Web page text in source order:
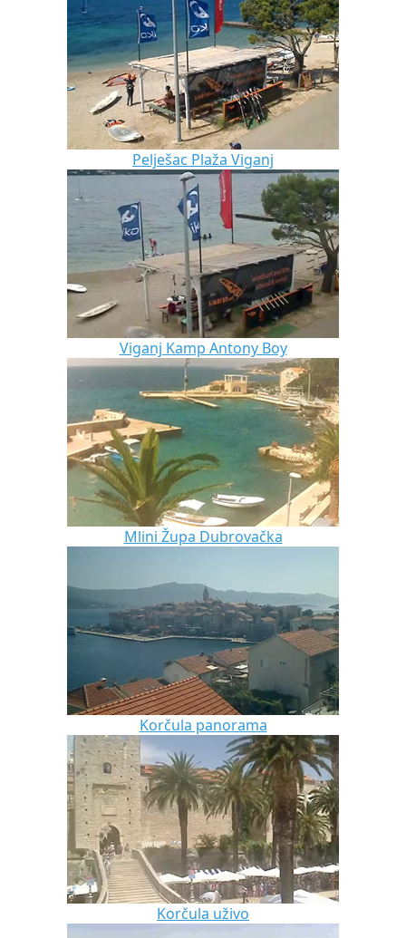
Pelješac Plaža Viganj
Viganj Kamp Antony Boy
Mlini Župa Dubrovačka
Korčula panorama
Korčula uživo